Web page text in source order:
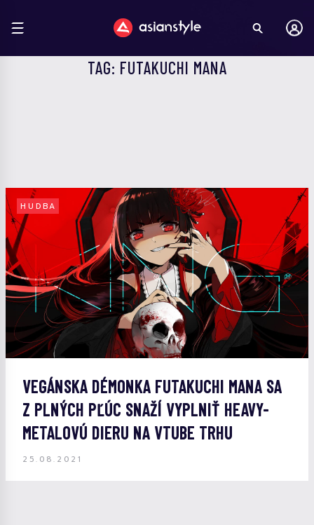
TAG: FUTAKUCHI MANA
HUDBA
VEGÁNSKA DÉMONKA FUTAKUCHI MANA SA
Z PLNÝCH PĽÚC SNAŽÍ VYPLNIŤ HEAVY-
METALOVÚ DIERU NA VTUBE TRHU
25.08.2021